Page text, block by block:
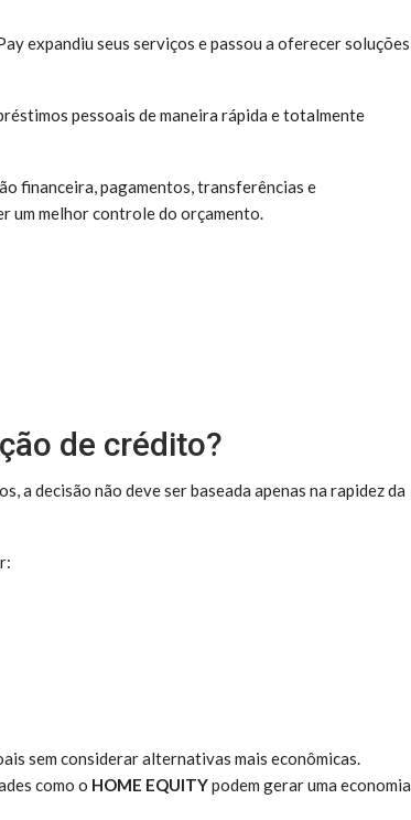
expandiu seus serviços e passou a oferecer soluções
pessoais de maneira rápida e totalmente
financeira, pagamentos, transferências e
um melhor controle do orçamento.
de crédito?
a decisão não deve ser baseada apenas na rapidez da
sem considerar alternativas mais econômicas.
como o HOME EQUITYpodem gerar uma economia